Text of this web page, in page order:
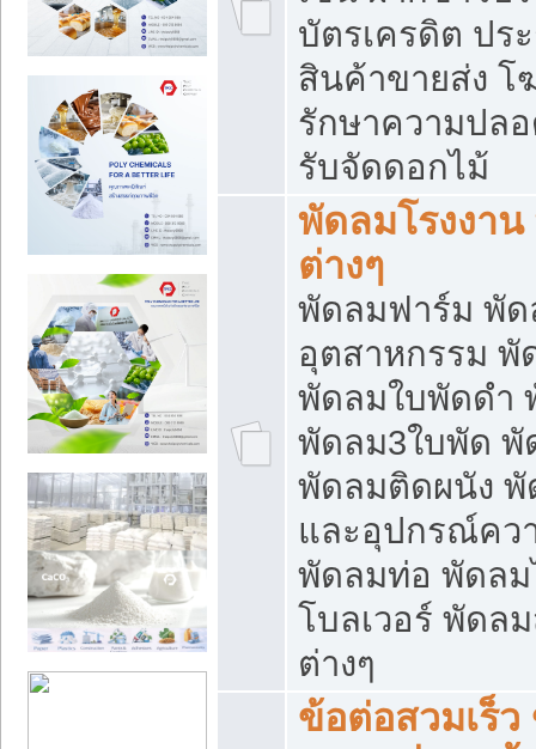
บัตรเครดิต ปร
สินค้าขายส่ง
รักษาความปล
รับจัดดอกไม้
พัดลมโรงงา
ต่างๆ
พัดลมฟาร์ม พัด
อุตสาหกรรม
พัดลมใบพัดดำ
พัดลม3ใบพัด พั
พัดลมติดผนัง
และอุปกรณ์คว
พัดลมท่อ พัดลม
โบลเวอร์ พัดล
ต่างๆ
ข้อต่อสวมเร็